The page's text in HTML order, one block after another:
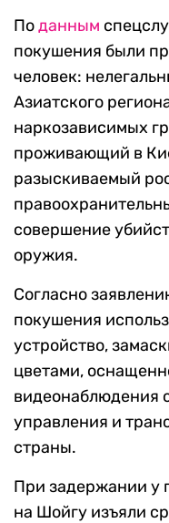
Поданным
покушения были
человек:
Азиатского
наркозависимых
проживающий в
разыскиваемый
совершение
оружия.
Согласно
покушения
устройство,
цветами,
видеонаблюдения
управления и
страны.
При задержании у
на Шойгу изъяли